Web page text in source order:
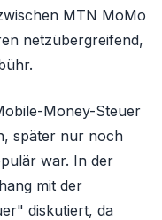
MTN MoMo
netzübergreifend,
Money-Steuer
später nur noch
war. In der
mit der
diskutiert, da